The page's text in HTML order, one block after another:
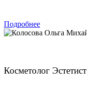
Подробнее
Косметолог Эстетист